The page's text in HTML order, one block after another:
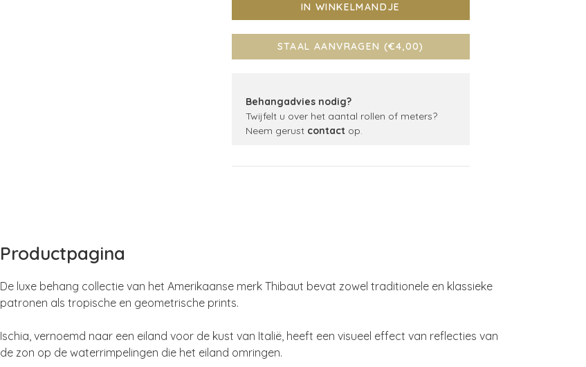
IN WINKELMANDJE
STAAL AANVRAGEN (€4,00)
Behangadvies nodig?
Twijfelt u over het aantal rollen of meters?
Neem gerust contactop.
Productpagina
De luxe behang collectie van het Amerikaanse merk Thibaut bevat zowel traditionele en klassieke
patronen als tropische en geometrische prints.
Ischia, vernoemd naar een eiland voor de kust van Italië, heeft een visueel effect van reflecties van
de zon op de waterrimpelingen die het eiland omringen.